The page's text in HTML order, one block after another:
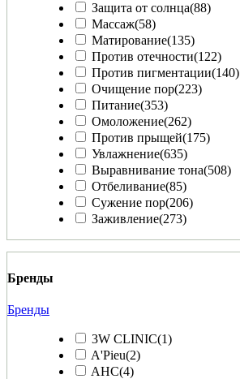
Защита от солнца(88)
Массаж(58)
Матирование(135)
Против отечности(122)
Против пигментации(140)
Очищение пор(223)
Питание(353)
Омоложение(262)
Против прыщей(175)
Увлажнение(635)
Выравнивание тона(508)
Отбеливание(85)
Сужение пор(206)
Заживление(273)
Бренды
Бренды
3W CLINIC(1)
A'Pieu(2)
AHC(4)